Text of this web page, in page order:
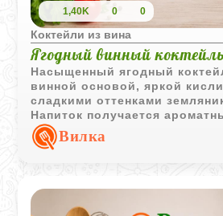
1,40K 0 0
Коктейли из вина
Ягодный винный
Насыщенный ягодный
винной основой, яркой
сладкими оттенками
Напиток получается
очень освежающим.
Вилка